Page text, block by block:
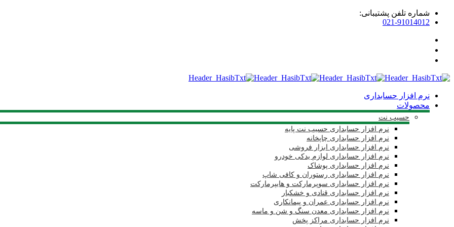
شماره تلفن پشتیبانی:
021-91014012
نرم افزار حسابداری
محصولات
حسیب نت
نرم افزار حسابداری حسیب نت پایه
نرم افزار حسابداری چاپخانه
نرم افزار حسابداری ابزار فروشی
نرم افزار حسابداری لوازم یدکی خودرو
نرم افزار حسابداری پوشاک
نرم افزار حسابداری رستوران و کافی شاپ
نرم افزار حسابداری سوپرمارکت و هایپرمارکت
نرم افزار حسابداری قنادی و خشکبار
نرم افزار حسابداری عمران و پیمانکاری
نرم افزار حسابداری معدن سنگ و شن و ماسه
نرم افزار حسابداری مراکز پخش